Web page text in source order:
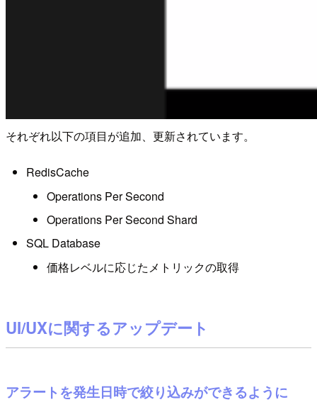
それぞれ以下の項目が追加、更新されています。
RedisCache
Operations Per Second
Operations Per Second Shard
SQL Database
価格レベルに応じたメトリックの取得
UI/UXに関するアップデート
アラートを発生日時で絞り込みができるように